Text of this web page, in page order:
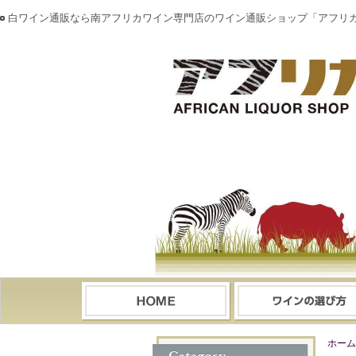
白ワイン通販なら南アフリカワイン専門店のワイン通販ショップ「アフリ
ホーム